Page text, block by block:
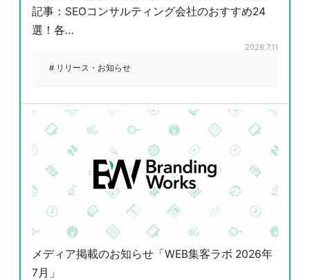
記事：SEOコンサルティング会社のおすすめ24
選！各…
2026.7.11
# リリース・お知らせ
メディア掲載のお知らせ「WEB集客ラボ 2026年
7月」